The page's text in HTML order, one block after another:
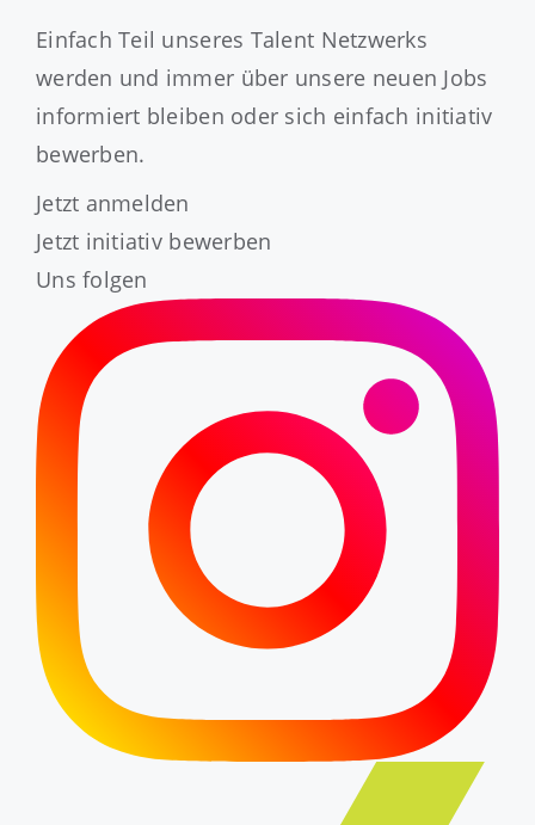
Einfach Teil unseres Talent Netzwerks
werden und immer über unsere neuen Jobs
informiert bleiben oder sich einfach initiativ
bewerben.
Jetzt anmelden
Jetzt initiativ bewerben
Uns folgen